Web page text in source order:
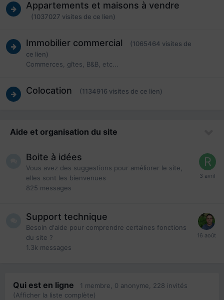
Appartements et maisons à vendre
(1037027 visites de ce lien)
Immobilier commercial
(1065464 visites de
ce lien)
Commerces, gîtes, B&B, etc...
Colocation (1134916 visites de ce lien)
Aide et organisation du site
Boite à idées
Vous avez des suggestions pour améliorer le site,
elles sont les bienvenues
825 messages
Support technique
Besoin d'aide pour comprendre certaines fonctions
du site ?
1.3k messages
Qui est en ligne 1 membre, 0 anonyme, 228 invités
(Afficher la liste complète)